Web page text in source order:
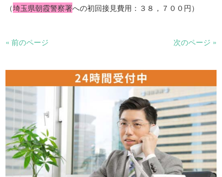
（埼玉県朝霞警察署への初回接見費用：３８，７００円）
« 前のページ 次のページ »